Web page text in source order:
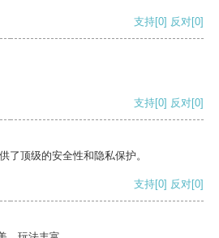
支持[0] 反对[0]
支持[0] 反对[0]
了顶级的安全性和隐私保护。
支持[0] 反对[0]